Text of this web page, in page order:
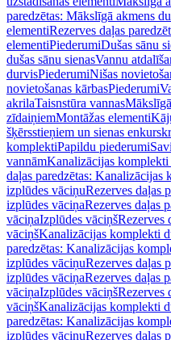
paredzētas: Mākslīgā akmens
elementiRezerves daļas
elementiPiederumiDušas sānu
dušas sānu sienasVannu
durvisPiederumiNišas
novietošanas kārbasPiederumi
akrilaTaisnstūra vannas
zīdaiņiemMontāžas elementi
šķērsstieņiem un sienas
komplektiPapildu piederumi
vannāmKanalizācijas
daļas paredzētas:
izplūdes vāciņuRezerves daļas
izplūdes vāciņaRezerves daļas
vāciņaIzplūdes vāciņšRezerves
vāciņšKanalizācijas komplekti
paredzētas: Kanalizācijas
izplūdes vāciņuRezerves daļas
izplūdes vāciņaRezerves daļas
vāciņaIzplūdes vāciņšRezerves
vāciņšKanalizācijas komplekti
paredzētas: Kanalizācijas
izplūdes vāciņuRezerves daļas